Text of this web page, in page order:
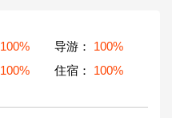
100% 导游：
100%
100% 住宿： 100%